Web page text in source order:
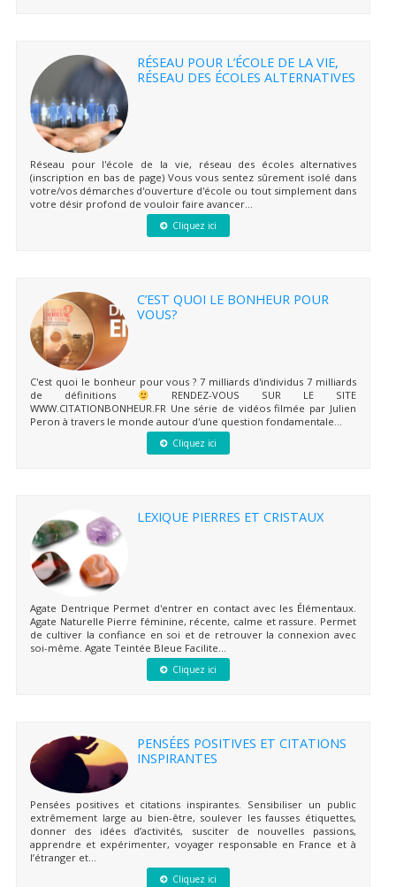
RÉSEAU POUR L’ÉCOLE DE LA VIE,
RÉSEAU DES ÉCOLES ALTERNATIVES
Réseau pour l'école de la vie, réseau des écoles alternatives
(inscription en bas de page) Vous vous sentez sûrement isolé dans
votre/vos démarches d'ouverture d'école ou tout simplement dans
votre désir profond de vouloir faire avancer...
Cliquez ici
C’EST QUOI LE BONHEUR POUR
VOUS?
C'est quoi le bonheur pour vous ? 7 milliards d'individus 7 milliards
de définitions
RENDEZ-VOUS SUR LE SITE
WWW.CITATIONBONHEUR.FR Une série de vidéos filmée par Julien
Peron à travers le monde autour d'une question fondamentale...
Cliquez ici
LEXIQUE PIERRES ET CRISTAUX
Agate Dentrique Permet d'entrer en contact avec les Élémentaux.
Agate Naturelle Pierre féminine, récente, calme et rassure. Permet
de cultiver la confiance en soi et de retrouver la connexion avec
soi-même. Agate Teintée Bleue Facilite...
Cliquez ici
PENSÉES POSITIVES ET CITATIONS
INSPIRANTES
Pensées positives et citations inspirantes. Sensibiliser un public
extrêmement large au bien-être, soulever les fausses étiquettes,
donner des idées d’activités, susciter de nouvelles passions,
apprendre et expérimenter, voyager responsable en France et à
l’étranger et...
Cliquez ici